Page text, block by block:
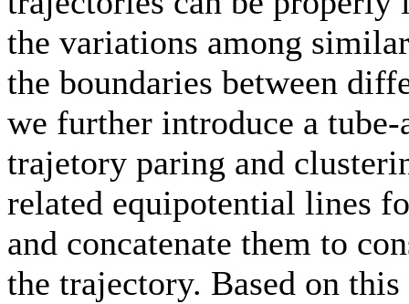
the variations among
the boundaries between
we further introduce a
trajetory paring and
related equipotential lines
and concatenate them to
the trajectory. Based on